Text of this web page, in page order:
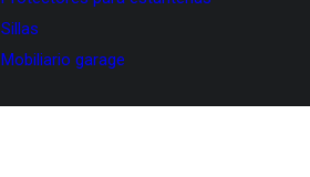
Sillas
Mobiliario garage